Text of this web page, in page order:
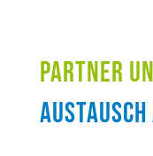
PARTNER
austausch